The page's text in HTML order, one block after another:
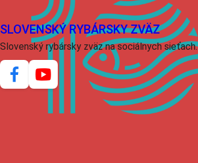
SLOVENSKÝ RYBÁRSKY ZVÄZ
Slovenský rybársky zväz na sociálnych sieťach.